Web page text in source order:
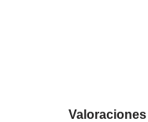
Valoraciones